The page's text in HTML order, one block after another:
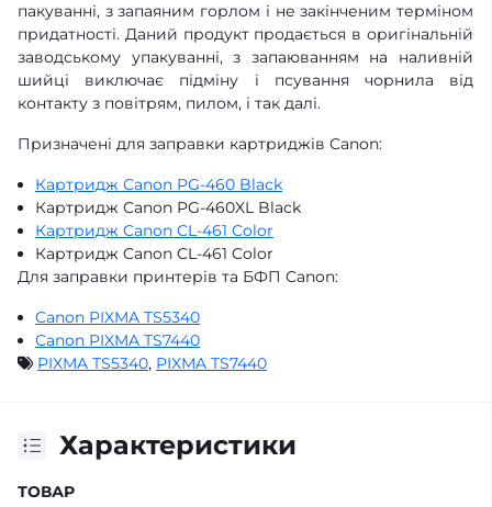
пакуванні, з запаяним горлом і не закінченим терміном
придатності. Даний продукт продається в оригінальній
заводському упакуванні, з запаюванням на наливній
шийці виключає підміну і псування чорнила від
контакту з повітрям, пилом, і так далі.
Призначені для заправки картриджів Canon:
Картридж Canon PG-460 Black
Картридж Canon PG-460XL Black
Картридж Canon CL-461 Color
Картридж Canon CL-461 Color
Для заправки принтерів та БФП Canon:
Canon PIXMA TS5340
Canon PIXMA TS7440
PIXMA TS5340, PIXMA TS7440
Характеристики
ТОВАР